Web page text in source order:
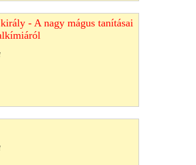
- A nagy mágus tanításai